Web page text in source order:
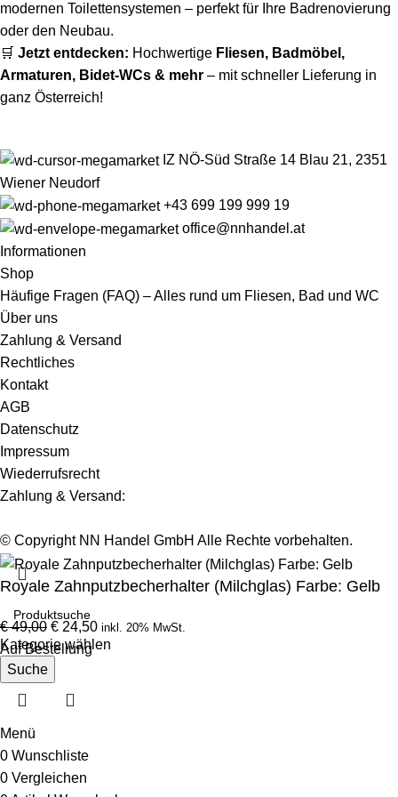
modernen Toilettensystemen – perfekt für Ihre Badrenovierung
oder den Neubau.
🛒 Jetzt entdecken: Hochwertige Fliesen, Badmöbel ,
Armaturen, Bidet-WCs & mehr – mit schneller Lieferung in
ganz Österreich!
IZ NÖ-Süd Straße 14 Blau 21, 2351
Wiener Neudorf
+43 699 199 999 19
office@nnhandel.at
Informationen
Shop
Häufige Fragen (FAQ) – Alles rund um Fliesen, Bad und WC
Über uns
Zahlung & Versand
Rechtliches
Kontakt
AGB
Datenschutz
Impressum
Wiederrufsrecht
Zahlung & Versand:
© Copyright NN Handel GmbH Alle Rechte vorbehalten.
Kategorie wählen
Suche
Royale Zahnputzbecherhalter (Milchglas) Farbe: Gelb
€49,00 € 24,50 inkl. 20% MwSt.
Auf Bestellung
Menü
0 Wunschliste
0 Vergleichen